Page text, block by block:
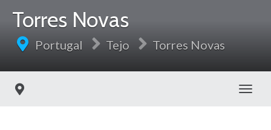
Torres Novas
Portugal Tejo Torres Novas